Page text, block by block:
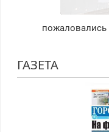
пожаловались
ГАЗЕТА